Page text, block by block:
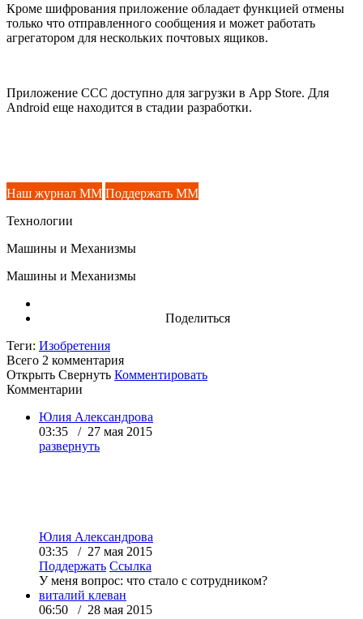
Кроме шифрования приложение обладает функцией отмены
только что отправленного сообщения и может работать
агрегатором для нескольких почтовых ящиков.
Приложение CCC доступно для загрузки в App Store. Для
Android еще находится в стадии разработки.
Наш журнал ММ Поддержать ММ
Технологии
Машины и Механизмы
Машины и Механизмы
Поделиться
Теги: Изобретения
Всего 2 комментария
Открыть Свернуть Комментировать
Комментарии
Юлия Александрова
03:35 / 27 мая 2015
развернуть
Юлия Александрова
03:35 / 27 мая 2015
Поддержать Ссылка
У меня вопрос: что стало с сотрудником?
виталий клеван
06:50 / 28 мая 2015